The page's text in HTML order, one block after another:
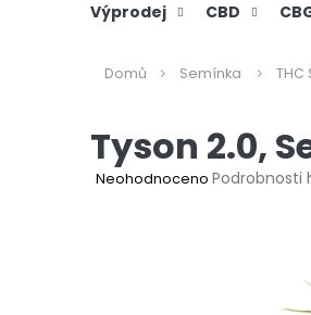
Výprodej CBD
Domů Semínka THC
Tyson 2.0,
Průměrné
Neohodnoceno Podrobnosti